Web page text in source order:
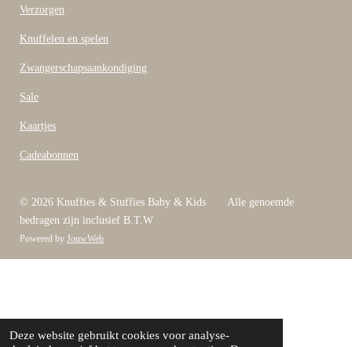
Deze website gebruikt cookies voor analyse-
Verzorgen
Knuffelen en spelen
Zwangerschapsaankondiging
Sale
Kaartjes
Cadeabonnen
© 2026 Knuffies & Stuffies Baby & Kids Alle genoemde
bedragen zijn inclusief B.T.W
Powered by JouwWeb